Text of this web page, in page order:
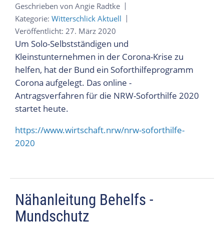
Geschrieben von Angie Radtke
Kategorie: Witterschlick Aktuell
Veröffentlicht: 27. März 2020
Um Solo-Selbstständigen und
Kleinstunternehmen in der Corona-Krise zu
helfen, hat der Bund ein Soforthilfeprogramm
Corona aufgelegt. Das online -
Antragsverfahren für die NRW-Soforthilfe 2020
startet heute.
https://www.wirtschaft.nrw/nrw-soforthilfe-
2020
Nähanleitung Behelfs -
Mundschutz